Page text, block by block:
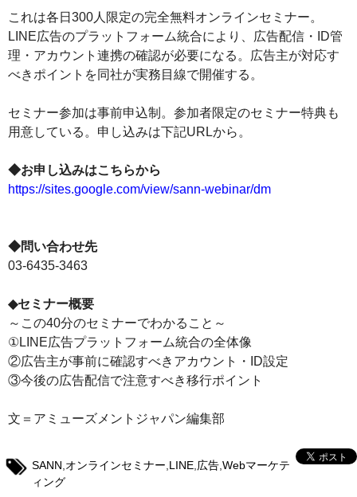
これは各日300人限定の完全無料オンラインセミナー。
LINE広告のプラットフォーム統合により、広告配信・ID管
理・アカウント連携の確認が必要になる。広告主が対応す
べきポイントを同社が実務目線で開催する。
セミナー参加は事前申込制。参加者限定のセミナー特典も
用意している。申し込みは下記URLから。
◆お申し込みはこちらから
https://sites.google.com/view/sann-webinar/dm
◆問い合わせ先
03-6435-3463
◆セミナー概要
～この40分のセミナーでわかること～
①LINE広告プラットフォーム統合の全体像
②広告主が事前に確認すべきアカウント・ID設定
③今後の広告配信で注意すべき移行ポイント
文＝アミューズメントジャパン編集部
SANN オンラインセミナー LINE 広告 Webマーケテ
ィング